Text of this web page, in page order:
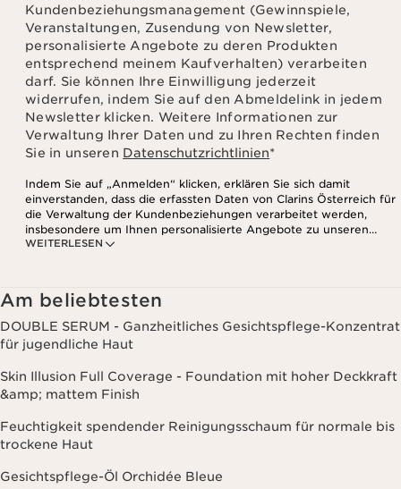
Kundenbeziehungsmanagement (Gewinnspiele,
Veranstaltungen, Zusendung von Newsletter,
personalisierte Angebote zu deren Produkten
entsprechend meinem Kaufverhalten) verarbeiten
darf. Sie können Ihre Einwilligung jederzeit
widerrufen, indem Sie auf den Abmeldelink in jedem
Newsletter klicken. Weitere Informationen zur
Verwaltung Ihrer Daten und zu Ihren Rechten finden
Sie in unseren Datenschutzrichtlinien*
WEITERLESEN
Indem Sie auf „Anmelden“ klicken, erklären Sie sich damit
einverstanden, dass die erfassten Daten von Clarins Österreich für
die Verwaltung der Kundenbeziehungen verarbeitet werden,
insbesondere um Ihnen personalisierte Angebote zu unseren
Produkten und Dienstleistungen entsprechend Ihrem
Websites Dritter, sowie für analytische Zwecke.
Am beliebtesten
DOUBLE SERUM - Ganzheitliches Gesichtspflege-Konzentrat
für jugendliche Haut
Skin Illusion Full Coverage - Foundation mit hoher Deckkraft
&amp; mattem Finish
Feuchtigkeit spendender Reinigungsschaum für normale bis
trockene Haut
Gesichtspflege-Öl Orchidée Bleue